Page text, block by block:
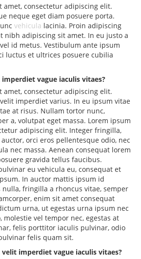
amet, consectetur adipiscing elit.
neque eget diam posuere porta.
vehicula lacinia. Proin adipiscing
nibh adipiscing sit amet. In eu justo a
id metus. Vestibulum ante ipsum
luctus et ultrices posuere cubilia
vague iaculis vitaes?
amet, consectetur adipiscing elit.
imperdiet varius. In eu ipsum vitae
at risus. Nullam tortor nunc,
a, volutpat eget massa. Lorem ipsum
adipiscing elit. Integer fringilla,
orci eros pellentesque odio, nec
nec massa. Aenean consequat lorem
gravida tellus faucibus.
eu vehicula eu, consequat et
In auctor mattis ipsum id
nulla, fringilla a rhoncus vitae, semper
enim sit amet consequat
urna, ut egestas urna ipsum nec
molestie vel tempor nec, egestas at
felis porttitor iaculis pulvinar, odio
felis quam sit.
imperdiet vague iaculis vitaes?